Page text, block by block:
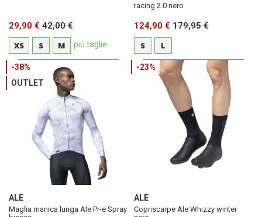
29,90 € 42,00 €
XS
S M più taglie
racing 2.0 nero
124,90 € 179,95 €
S
L
-38%
OUTLET
ALE
Maglia manica lunga Ale Pr-e Spray
-23%
ALE
Copriscarpe Ale Whizzy winter